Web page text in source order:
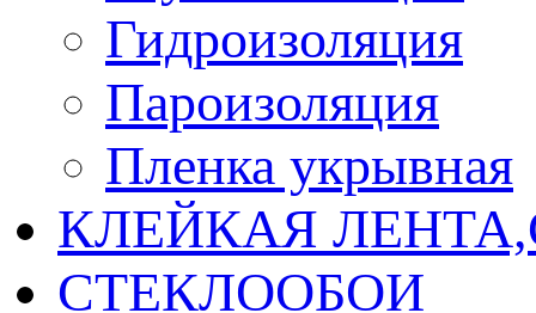
Гидроизоляция
Пароизоляция
Пленка укрывная
КЛЕЙКАЯ
СТЕКЛООБОИ